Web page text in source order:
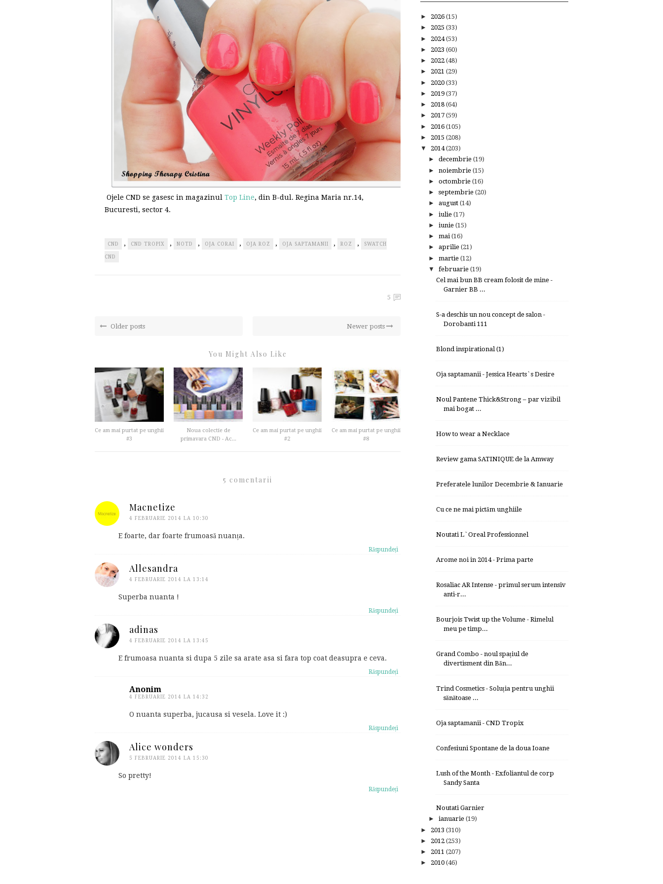
Ojele CND se gasesc in magazinul Top Line, din B-dul. Regina Maria nr.14,
Bucuresti, sector 4.
CND , CND TROPIX , NOTD , OJA CORAI , OJA ROZ , OJA SAPTAMANII , ROZ , SWATCH
CND
5
Older posts Newer posts
You Might Also Like
Ce am mai purtat pe unghii
#3
Noua colectie de
primavara CND - Ac...
Ce am mai purtat pe unghii
#2
Ce am mai purtat pe unghii
#8
5 comentarii
Macnetize
4 FEBRUARIE 2014 LA 10:30
E foarte, dar foarte frumoasă nuanța.
Răspundeți
Allesandra
4 FEBRUARIE 2014 LA 13:14
Superba nuanta !
Răspundeți
adinas
4 FEBRUARIE 2014 LA 13:45
E frumoasa nuanta si dupa 5 zile sa arate asa si fara top coat deasupra e ceva.
Răspundeți
Anonim
4 FEBRUARIE 2014 LA 14:32
O nuanta superba, jucausa si vesela. Love it :)
Răspundeți
Alice wonders
5 FEBRUARIE 2014 LA 15:30
So pretty!
Răspundeți
► 2026 (15)
► 2025 (33)
► 2024(53)
► 2023 (60)
► 2022 (48)
► 2021 (29)
► 2020 (33)
► 2019 (37)
► 2018 (64)
► 2017 (59)
► 2016 (105)
► 2015 (208)
▼ 2014(203)
► decembrie (19)
► noiembrie (15)
► octombrie (16)
► septembrie (20)
► august (14)
► iulie (17)
► iunie (15)
► mai(16)
► aprilie (21)
► martie (12)
▼ februarie (19)
Cel mai bun BB cream folosit de mine -
Garnier BB ...
S-a deschis un nou concept de salon -
Dorobanti 111
Blond inspirational (1)
Oja saptamanii - Jessica Hearts`s Desire
Noul Pantene Thick&Strong – par vizibil
mai bogat ...
How to wear a Necklace
Review gama SATINIQUE de la Amway
Preferatele lunilor Decembrie & Ianuarie
Cu ce ne mai pictăm unghiile
Noutati L`Oreal Professionnel
Arome noi in 2014 - Prima parte
Rosaliac AR Intense - primul serum intensiv
anti-r...
Bourjois Twist up the Volume - Rimelul
meu pe timp...
Grand Combo - noul spațiul de
divertisment din Băn...
Trind Cosmetics - Soluția pentru unghii
sănătoase ...
Oja saptamanii - CND Tropix
Confesiuni Spontane de la doua Ioane
Lush of the Month - Exfoliantul de corp
Sandy Santa
Noutati Garnier
► ianuarie (19)
► 2013 (310)
► 2012 (253)
► 2011 (207)
► 2010 (46)